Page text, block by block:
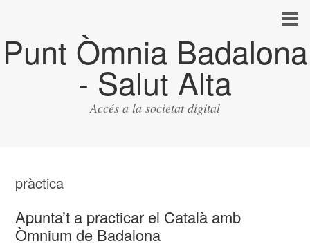
Punt Òmnia Badalona
- Salut Alta
Accés a la societat digital
pràctica
Apunta’t a practicar el Català amb
Òmnium de Badalona